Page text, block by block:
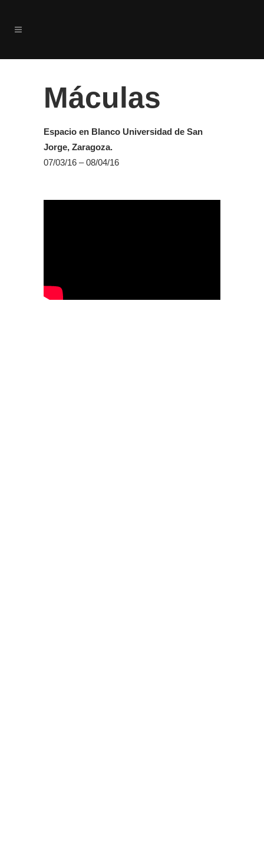
Máculas
Espacio en Blanco Universidad de San
Jorge, Zaragoza.
07/03/16 – 08/04/16